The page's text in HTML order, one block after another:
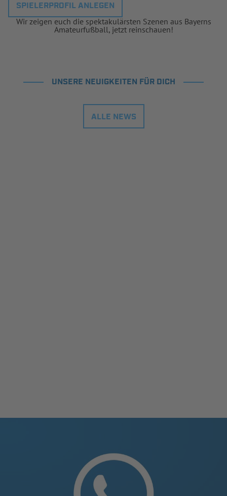
SPIELERPROFIL ANLEGEN
Wir zeigen euch die spektakulärsten Szenen aus Bayerns
Amateurfußball, jetzt reinschauen!
UNSERE NEUIGKEITEN FÜR DICH
ALLE NEWS